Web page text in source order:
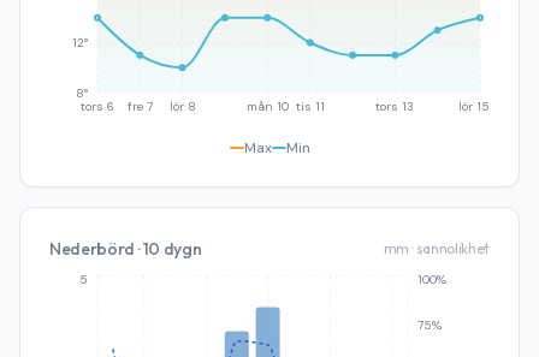
tors 6 fre 7 lör 8 mån 10 tis 11 tors 13 lör 15
8°
12°
Max Min
Nederbörd · 10 dygn mm · sannolikhet
5
75%
100%